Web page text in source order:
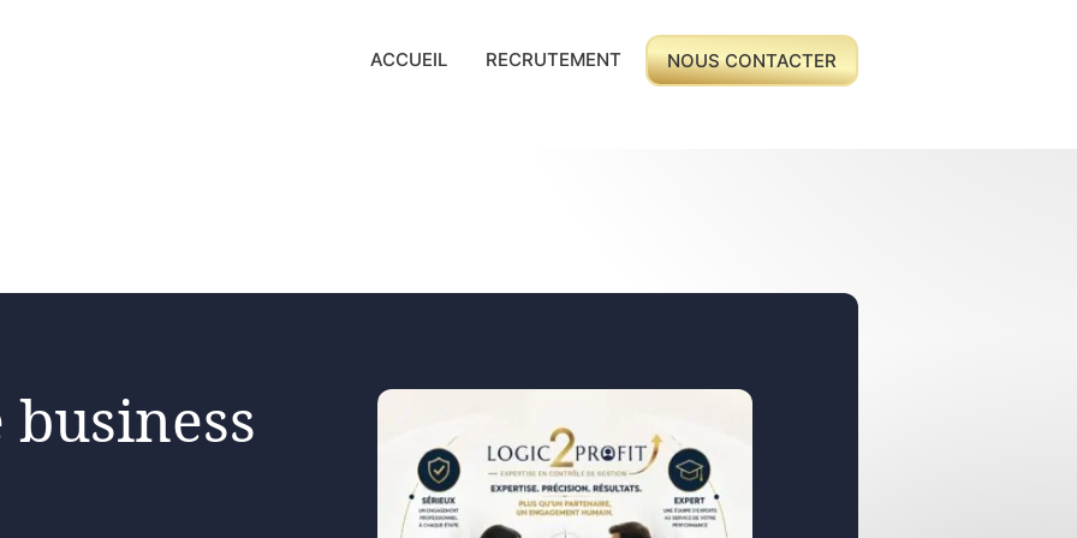
ACCUEIL RECRUTEMENT NOUS CONTACTER